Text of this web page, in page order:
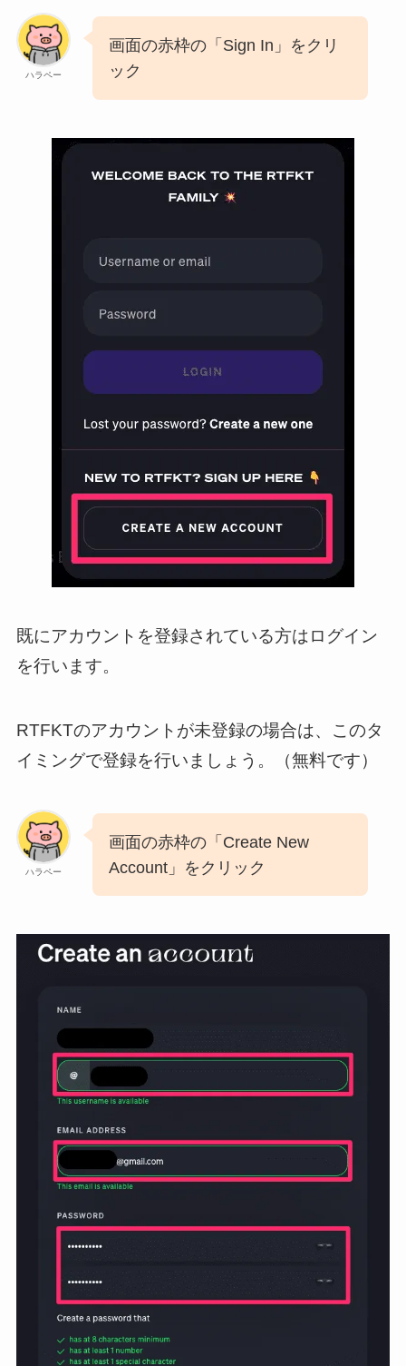
ハラペー
画面の赤枠の「Sign In」をクリ
ック
既にアカウントを登録されている方はログイン
を行います。
RTFKTのアカウントが未登録の場合は、このタ
イミングで登録を行いましょう。（無料です）
ハラペー
画面の赤枠の「Create New
Account」をクリック